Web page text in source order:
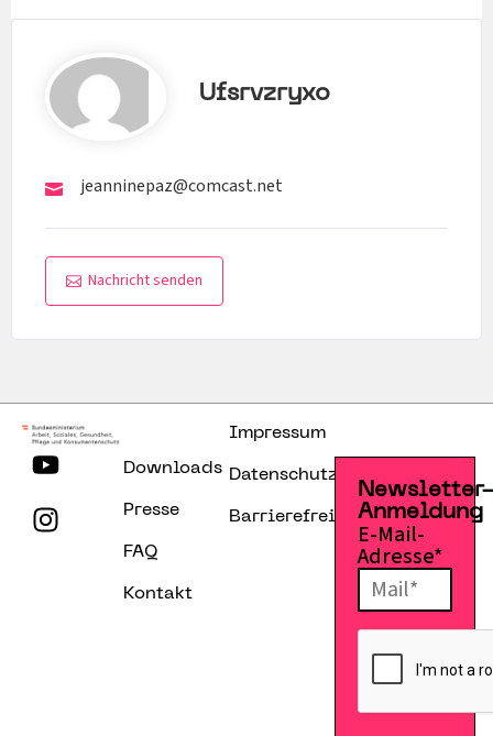
Ufsrvzryxo
jeanninepaz@comcast.net
Nachricht senden
Downloads
Presse
FAQ
Kontakt
Impressum
Datenschutzerklärung
Barrierefreiheitserklärung
Anmeldung
E-Mail-
Adresse*